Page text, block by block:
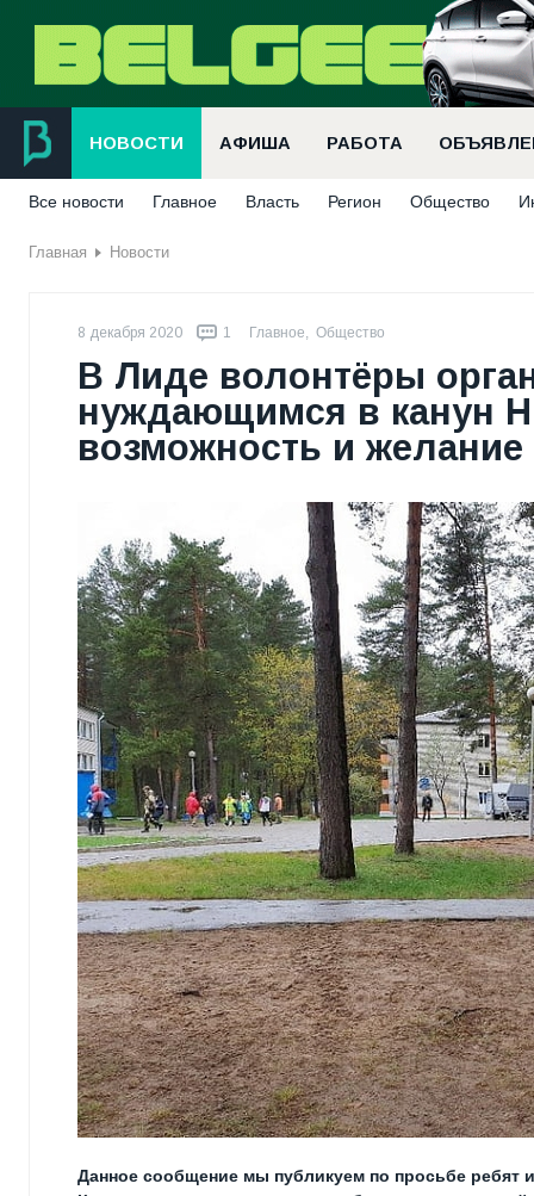
НОВОСТИ АФИША РАБОТА
Все новости Главное Власть Регион Общество
Главная Новости
8 декабря 2020 1 Главное, Общество
В Лиде волонтёры
нуждающимся в канун
возможность и
Данное сообщение мы публикуем по просьбе ребят